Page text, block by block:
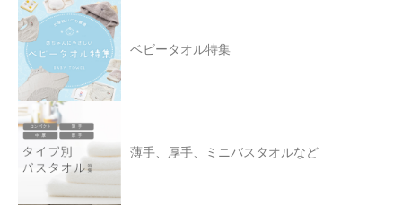
ベビータオル特集
薄手、厚手、ミニバスタオルなど